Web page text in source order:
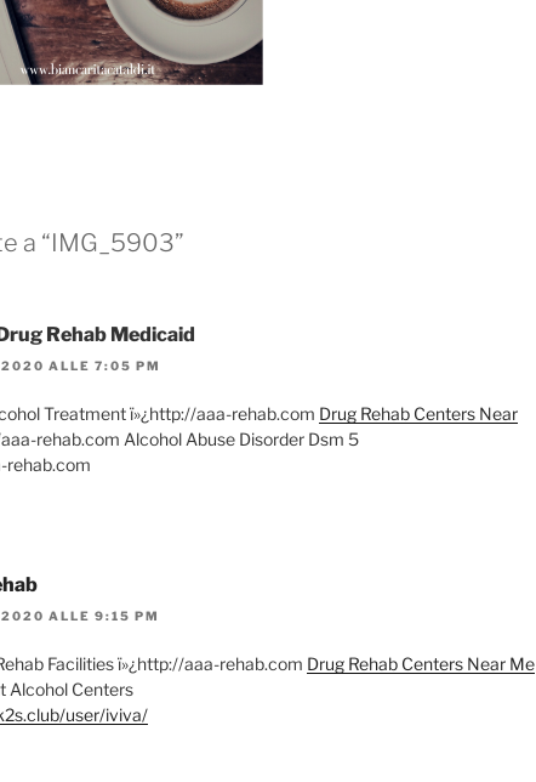
a “IMG_5903”
Rehab Medicaid
ALLE 7:05 PM
Treatment ï»¿http://aaa-rehab.com Drug Rehab Centers Near
rehab.com Alcohol Abuse Disorder Dsm 5
rehab.com
ALLE 9:15 PM
Facilities ï»¿http://aaa-rehab.com Drug Rehab Centers Near Me
Alcohol Centers
user/iviva/